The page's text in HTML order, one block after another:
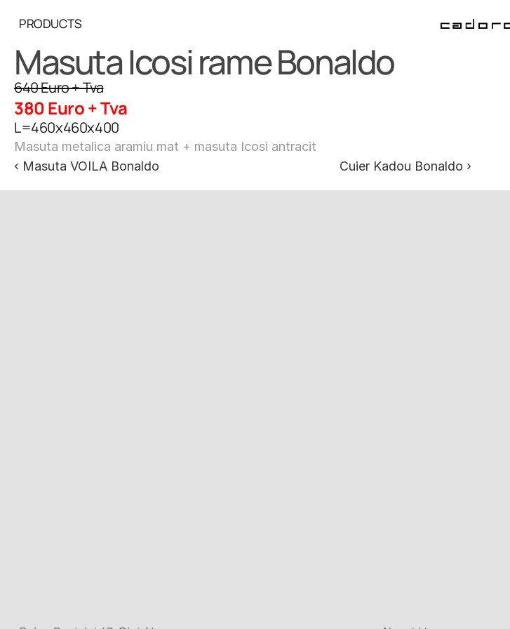
PRODUCTS
Masuta Icosi rame Bonaldo
640 Euro + Tva
380 Euro + Tva
L=460x460x400
Masuta metalica aramiu mat + masuta Icosi antracit
‹ Masuta VOILA Bonaldo
Cuier Kadou Bonaldo ›